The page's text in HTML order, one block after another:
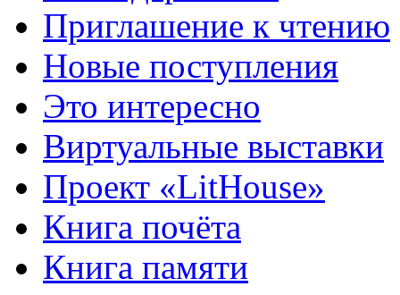
Приглашение к чтению
Новые поступления
Это интересно
Виртуальные выставки
Проект «LitHouse»
Книга почёта
Книга памяти